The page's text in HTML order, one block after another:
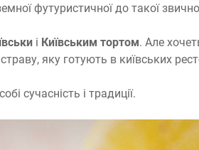
футуристичної до такої
і Київським тортом. Але
яку готують в київських
сучасність і традиції.